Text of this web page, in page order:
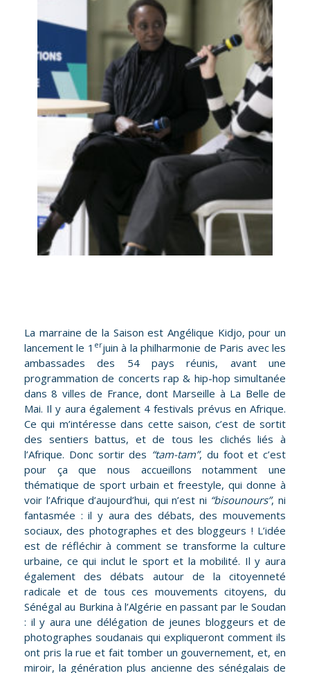
La marraine de la Saison est Angélique Kidjo, pour un
lancement le 1 erjuin à la philharmonie de Paris avec les
ambassades des 54 pays réunis, avant une
programmation de concerts rap & hip-hop simultanée
dans 8 villes de France, dont Marseille à La Belle de
Mai. Il y aura également 4 festivals prévus en Afrique.
Ce qui m’intéresse dans cette saison, c’est de sortit
des sentiers battus, et de tous les clichés liés à
l’Afrique. Donc sortir des “tam-tam”, du foot et c’est
pour ça que nous accueillons notamment une
thématique de sport urbain et freestyle, qui donne à
voir l’Afrique d’aujourd’hui, qui n’est ni “bisounours”, ni
fantasmée : il y aura des débats, des mouvements
sociaux, des photographes et des bloggeurs ! L’idée
est de réfléchir à comment se transforme la culture
urbaine, ce qui inclut le sport et la mobilité. Il y aura
également des débats autour de la citoyenneté
radicale et de tous ces mouvements citoyens, du
Sénégal au Burkina à l’Algérie en passant par le Soudan
: il y aura une délégation de jeunes bloggeurs et de
photographes soudanais qui expliqueront comment ils
ont pris la rue et fait tomber un gouvernement, et, en
miroir, la génération plus ancienne des sénégalais de